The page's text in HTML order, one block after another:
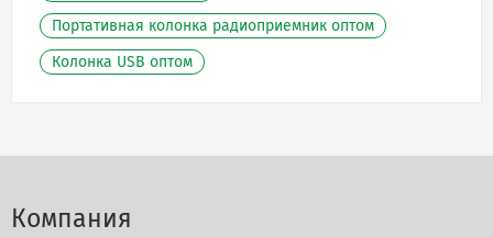
Портативная колонка радиоприемник оптом
Колонка USB оптом
Компания